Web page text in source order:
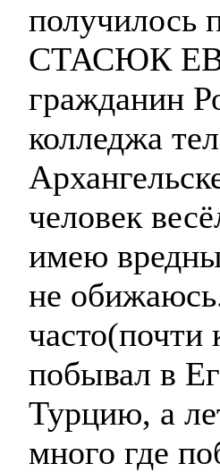
получилось
СТАСЮК
гражданин
колледжа
человек
имею
не
побывал в
Турцию, а
много где